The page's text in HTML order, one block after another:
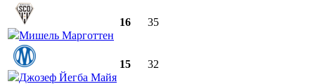
Мишель Марготтен
16 35
Джозеф Йегба Майя
15 32